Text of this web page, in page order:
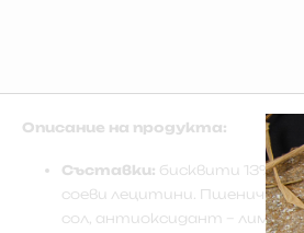
Описание на продукта:
Съставки: бисквити 13%,
соеви лецитини. Пшенично
сол, антиоксидант –